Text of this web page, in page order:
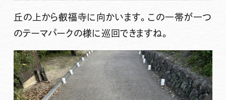
丘の上から叡福寺に向かいます。この一帯が一つ
のテーマパークの様に巡回できますね。